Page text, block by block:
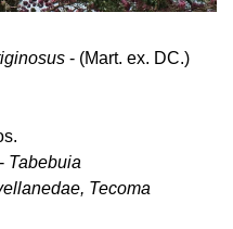
- (Mart. ex. DC.)
Tabebuia
, Tecoma